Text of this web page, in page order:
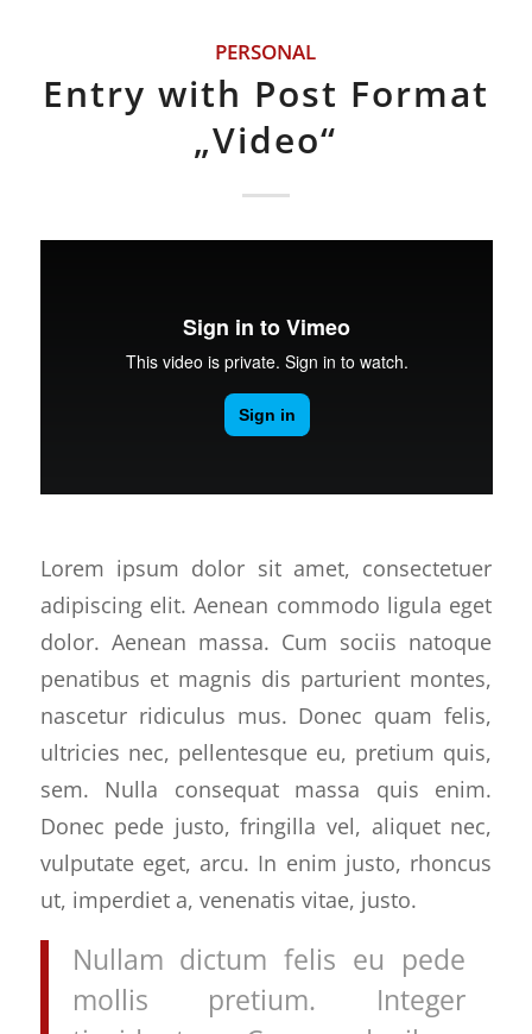
PERSONAL
Entry with Post Format
„Video“
Lorem ipsum dolor sit amet, consectetuer
adipiscing elit. Aenean commodo ligula eget
dolor. Aenean massa. Cum sociis natoque
penatibus et magnis dis parturient montes,
nascetur ridiculus mus. Donec quam felis,
ultricies nec, pellentesque eu, pretium quis,
sem. Nulla consequat massa quis enim.
Donec pede justo, fringilla vel, aliquet nec,
vulputate eget, arcu. In enim justo, rhoncus
ut, imperdiet a, venenatis vitae, justo.
Nullam dictum felis eu pede
mollis pretium. Integer